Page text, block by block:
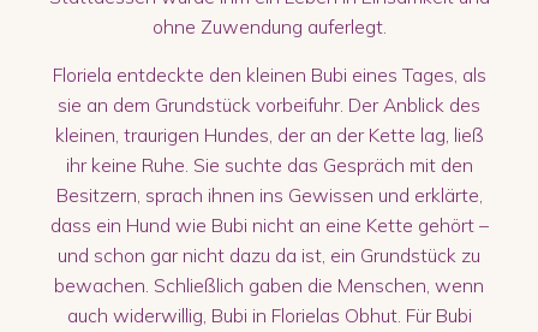
ohne Zuwendung auferlegt.
Floriela entdeckte den kleinen Bubi eines Tages, als
sie an dem Grundstück vorbeifuhr. Der Anblick des
kleinen, traurigen Hundes, der an der Kette lag, ließ
ihr keine Ruhe. Sie suchte das Gespräch mit den
Besitzern, sprach ihnen ins Gewissen und erklärte,
dass ein Hund wie Bubi nicht an eine Kette gehört –
und schon gar nicht dazu da ist, ein Grundstück zu
bewachen. Schließlich gaben die Menschen, wenn
auch widerwillig, Bubi in Florielas Obhut. Für Bubi